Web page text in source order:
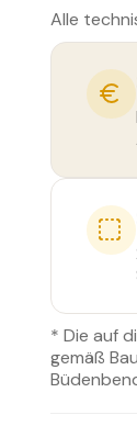
Alle
* Die auf
gemäß